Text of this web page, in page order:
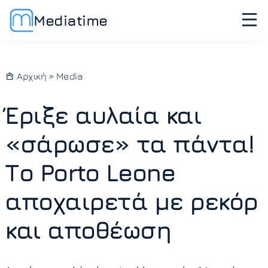
Mediatime
Αρχική » Media
Έριξε αυλαία και
«σάρωσε» τα πάντα!
Το Porto Leone
αποχαιρετά με ρεκόρ
και αποθέωση